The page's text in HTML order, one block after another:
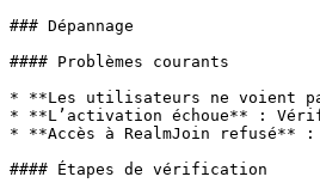
### Dépannage
#### Problèmes courants
* **Les utilisateurs ne voient
* **L’activation échoue** :
* **Accès à RealmJoin refusé**
#### Étapes de vérification